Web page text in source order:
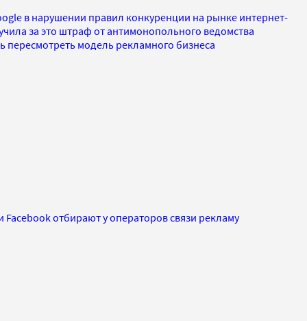
в нарушении правил конкуренции на рынке интернет-
за это штраф от антимонопольного ведомства
пересмотреть модель рекламного бизнеса
Facebook отбирают у операторов связи рекламу